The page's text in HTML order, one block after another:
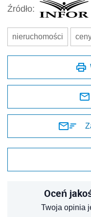
Źródło:
nieruchomości
Oceń
Twoja opinia